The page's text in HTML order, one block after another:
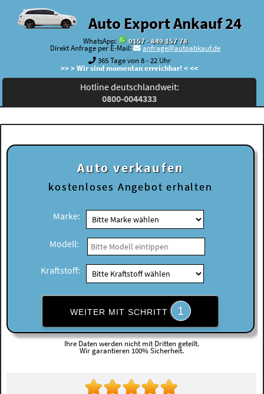
Auto Export Ankauf 24
WhatsApp:
0157 - 849 157 78
Direkt Anfrage per E-Mail:
anfrage@autoabkauf.de
365 Tage von 8 - 22 Uhr
>> > Wir sind momentan erreichbar! < <<
Hotline deutschlandweit:
0800-0044333
Auto verkaufen
kostenloses Angebot erhalten
Marke:
Modell:
Kraftstoff:
WEITER MIT SCHRITT 1
Ihre Daten werden nicht mit Dritten geteilt.
Wir garantieren 100% Sicherheit.